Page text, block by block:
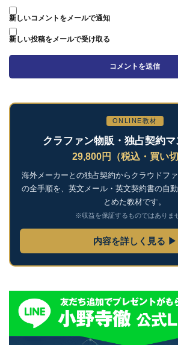
新しいコメントをメールで通知
新しい投稿をメールで受け取る
ONLINE教材
クラファン物販・独占契約
29,800円（税込・買い切
海外メーカーとの独占契約からクラウドフ
の全手順を、英文メール・英文契約書の自
とめた教材です。
※収益を保証するものではありま
内容を詳しく見る ▶